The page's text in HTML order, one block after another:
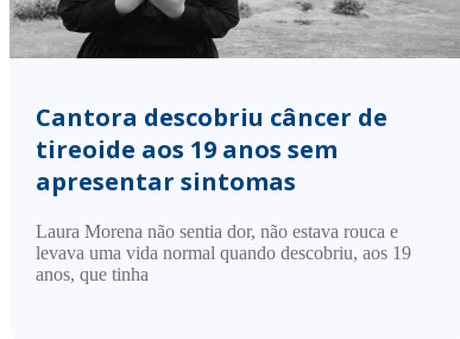
Cantora descobriu câncer de
tireoide aos 19 anos sem
apresentar sintomas
Laura Morena não sentia dor, não estava rouca e
levava uma vida normal quando descobriu, aos 19
anos, que tinha